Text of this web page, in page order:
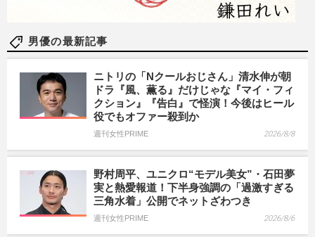
男優の最新記事
ニトリの「Nクールおじさん」清水伸が朝
ドラ『風、薫る』だけじゃな『マイ・フィ
クション』『告白』で怪演！今後はヒール
役でもオファー殺到か
週刊女性PRIME 2026/8/8
野村周平、ユニクロ“モデル美女”・石田夢
実と熱愛報道！下半身強調の「過激すぎる
三角水着」公開でネットざわつき
週刊女性PRIME 2026/8/6